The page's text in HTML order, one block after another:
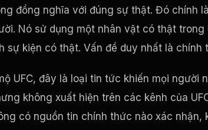
đồng nghĩa với đúng sự thật. Đó chính
Nó sử dụng một nhân vật có thật
sự kiện có thật. Vấn đề duy nhất là chính
UFC, đây là loại tin tức khiến mọi người
không xuất hiện trên các kênh của
có nguồn tin chính thức nào xác nhận,